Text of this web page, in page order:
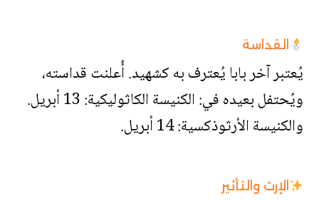
القداسة
يُعتبر آخر بابا يُعترف به كشهيد. أُعلنت قداسته،
ويُحتفل بعيده في: الكنيسة الكاثوليكية: 13 أبريل.
والكنيسة الأرثوذكسية: 14 أبريل.
الإرث والتأثير